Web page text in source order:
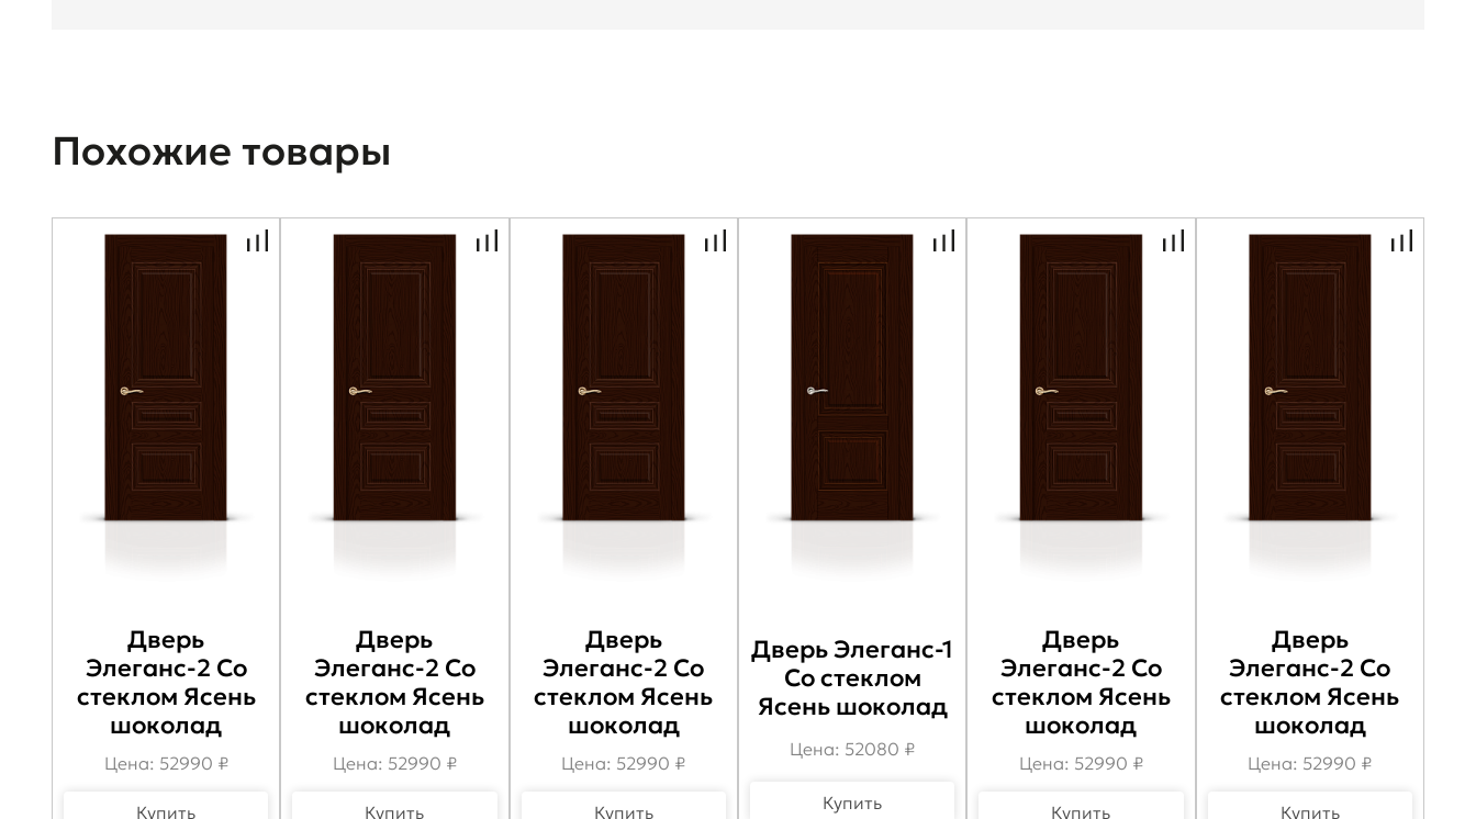
Похожие товары
Дверь
Элеганс-2 Со
стеклом Ясень
шоколад
Цена: 52990 ₽
Купить
Дверь
Элеганс-2 Со
стеклом Ясень
шоколад
Цена: 52990 ₽
Купить
Дверь
Элеганс-2 Со
стеклом Ясень
шоколад
Цена: 52990 ₽
Купить
Дверь Элеганс-1
Со стеклом
Ясень шоколад
Цена: 52080 ₽
Купить
Дверь
Элеганс-2 Со
стеклом Ясень
шоколад
Цена: 52990 ₽
Купить
Дверь
Элеганс-2 Со
стеклом Ясень
шоколад
Цена: 52990 ₽
Купить